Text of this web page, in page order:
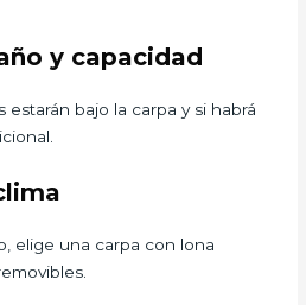
y capacidad
estarán bajo la carpa y si habrá
elige una carpa con lona